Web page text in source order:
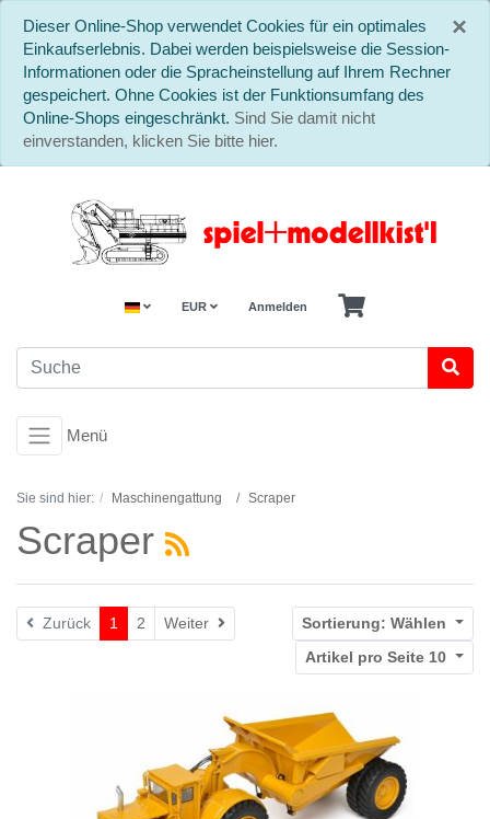
×
Dieser Online-Shop verwendet Cookies für ein optimales
Einkaufserlebnis. Dabei werden beispielsweise die Session-
Informationen oder die Spracheinstellung auf Ihrem Rechner
gespeichert. Ohne Cookies ist der Funktionsumfang des
Online-Shops eingeschränkt. Sind Sie damit nicht
einverstanden, klicken Sie bitte hier.
EUR Anmelden
Menü
Sie sind hier: Maschinengattung Scraper
Scraper
Zurück 1 2 Weiter Weiter Sortierung: Wählen
Artikel pro Seite 10